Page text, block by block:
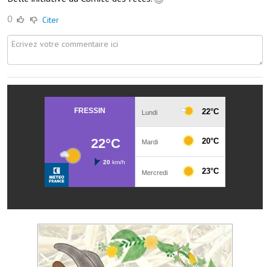
Démarches administratives
Biens à louer
Terrains et maisons à vendre
Equipements sportifs
Bibliothèque
Commerces et professions libérales
Exploitants agricoles
0
Citer